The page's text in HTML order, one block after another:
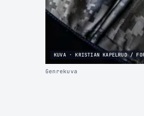
KUVA · KRISTIAN KAPELRUD /
Genrekuva